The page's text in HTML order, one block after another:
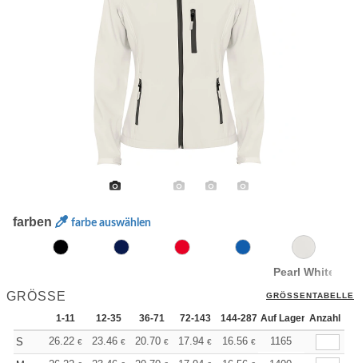
farben farbe auswählen
Pearl White
GRÖSSE GRÖSSENTABELLE
1-11 12-35 36-71 72-143 144-287 288 + Mehr
Auf Lager Anzahl
S 26.22 € 23.46 € 20.70 € 17.94 € 16.56 € 15.87
1165